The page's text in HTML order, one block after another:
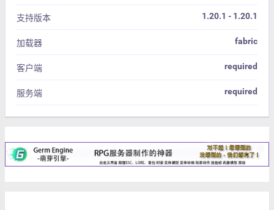
支持版本 1.20.1 - 1.20.1
加载器 fabric
客户端 required
服务端 required